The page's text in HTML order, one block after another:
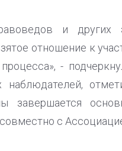
и других
отношение к
-
наблюдателей,
завершается
с